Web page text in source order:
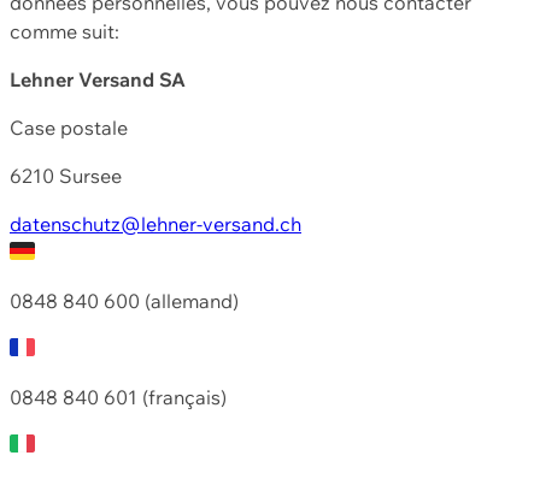
comme suit:
Lehner Versand SA
Case postale
6210 Sursee
datenschutz@lehner-versand.ch
0848 840 600 (allemand)
0848 840 601 (français)